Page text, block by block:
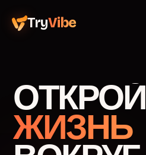
TryVibe
ОТКРОЙ
ЖИЗНЬ